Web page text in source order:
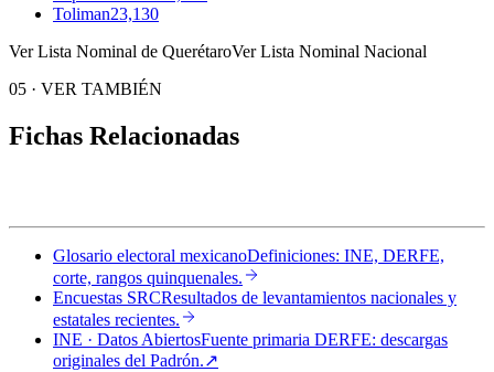
Toliman23,130
Ver Lista Nominal de QuerétaroVer Lista Nominal Nacional
05 · VER TAMBIÉN
Fichas Relacionadas
Glosario electoral mexicanoDefiniciones: INE, DERFE,
corte, rangos quinquenales.
Encuestas SRCResultados de levantamientos nacionales y
estatales recientes.
INE · Datos AbiertosFuente primaria DERFE: descargas
originales del Padrón.↗︎